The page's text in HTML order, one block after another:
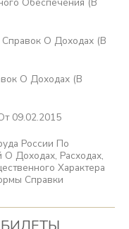
О Доходах (в
О Доходах (в
09.02.2015
России По
Доходах, Расходах,
Характера
Справки